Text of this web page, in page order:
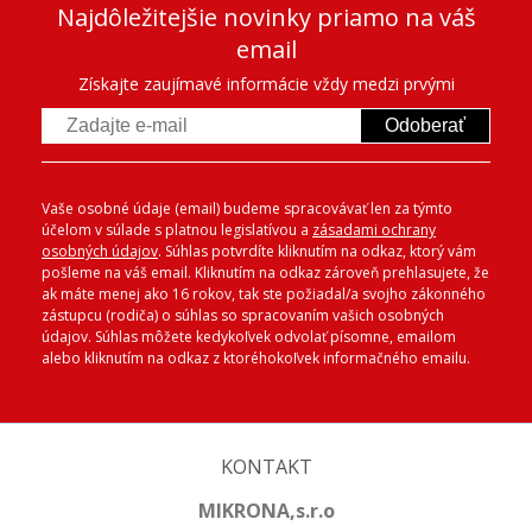
Najdôležitejšie novinky priamo na váš
email
Získajte zaujímavé informácie vždy medzi prvými
Odoberať
Vaše osobné údaje (email) budeme spracovávať len za týmto
účelom v súlade s platnou legislatívou a zásadami ochrany
osobných údajov. Súhlas potvrdíte kliknutím na odkaz, ktorý vám
pošleme na váš email. Kliknutím na odkaz zároveň prehlasujete, že
ak máte menej ako 16 rokov, tak ste požiadal/a svojho zákonného
zástupcu (rodiča) o súhlas so spracovaním vašich osobných
údajov. Súhlas môžete kedykoľvek odvolať písomne, emailom
alebo kliknutím na odkaz z ktoréhokoľvek informačného emailu.
KONTAKT
MIKRONA,s.r.o